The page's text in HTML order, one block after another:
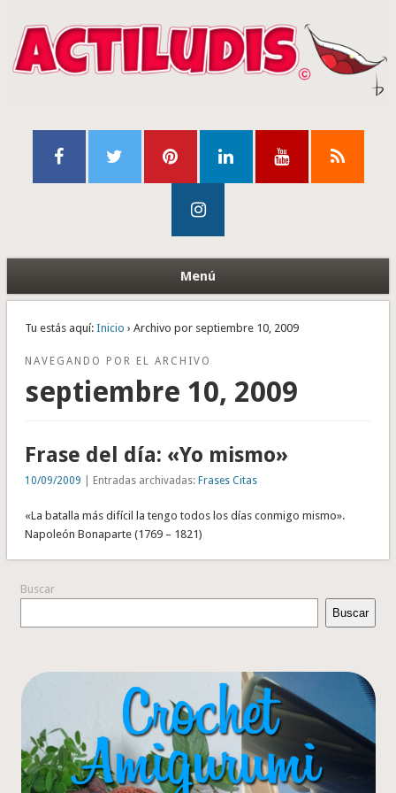
Menú
Tu estás aquí: Inicio › Archivo por septiembre 10, 2009
NAVEGANDO POR EL ARCHIVO
septiembre 10, 2009
Frase del día: «Yo mismo»
10/09/2009 | Entradas archivadas: Frases Citas
«La batalla más difícil la tengo todos los días conmigo mismo».
Napoleón Bonaparte (1769 – 1821)
Buscar
Buscar